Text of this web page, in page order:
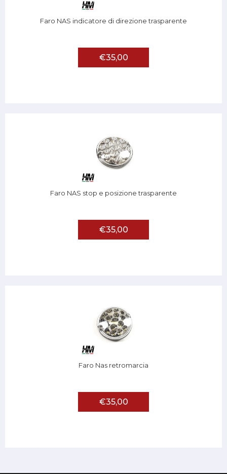
Faro NAS indicatore di direzione trasparente
€35,00
Faro NAS stop e posizione trasparente
€35,00
Faro Nas retromarcia
€35,00